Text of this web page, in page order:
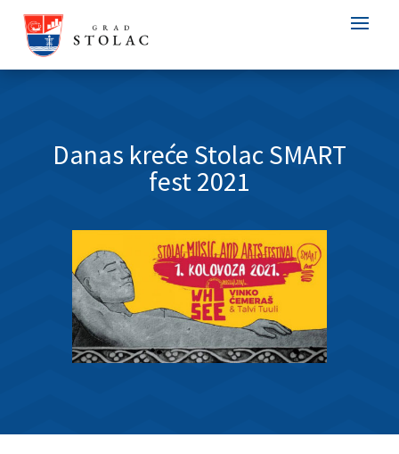
Danas kreće Stolac SMART
fest 2021